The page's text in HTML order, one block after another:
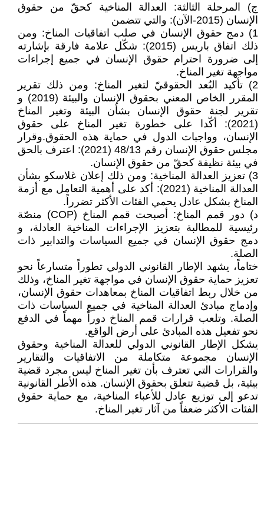
‌ج) المرحلة الثالثة: العدالة المناخية كحقّ من حقوق
الإنسان (2015-الآن): والتي تتضمن
1) دمج حقوق الإنسان في صلب اتفاقيات المناخ: ومن
ذلك اتفاق باريس (2015): شكّل علامة فارقة بإشارته
إلى ضرورة احترام حقوق الإنسان في جميع إجراءات
مواجهة تغير المناخ.
2) تأكيد البُعد الحقوقيّ لتغير المناخ: ومن ذلك تقرير
المقرر الخاص المعني بحقوق الإنسان والبيئة (2019) و
تقرير لجنة حقوق الإنسان بشأن البيئة وتغير المناخ
(2021): أكّدا على خطورة تغير المناخ على حقوق
الإنسان، وواجبات الدول في حماية هذه الحقوق.وقرار
مجلس حقوق الإنسان رقم 48/13 (2021): اعترف بالحق
في بيئة نظيفة كحقّ من حقوق الإنسان.
3) تعزيز العدالة المناخية: ومن ذلك إعلان غلاسكو بشأن
العدالة المناخية (2021): أكد على أهمية التعامل مع أزمة
المناخ بشكل عادل يحمي الفئات الأكثر تضرراً.
د‌) دور قمم المناخ: أصبحت قمم المناخ (COP) منصّة
رئيسية للمطالبة بتعزيز الإجراءات المناخية العادلة، و
دمج حقوق الإنسان في جميع السياسات والتدابير ذات
الصلة.
ختاماً، يشهد الإطار القانوني الدولي تطوراً متسارعاً نحو
تعزيز حماية حقوق الإنسان في مواجهة تغير المناخ، وذلك
من خلال ربط اتفاقيات المناخ بمعاهدات حقوق الإنسان،
وإدماج مبادئ العدالة المناخية في جميع السياسات ذات
الصلة. وتلعب قرارات قمم المناخ دوراً مهماً في الدفع
نحو تفعيل هذه المبادئ على أرض الواقع.
يشكل الإطار القانوني الدولي للعدالة المناخية وحقوق
الإنسان مجموعة متكاملة من الاتفاقيات والتقارير
والقرارات التي تعترف بأن تغير المناخ ليس مجرد قضية
بيئية، بل قضية تتعلق بحقوق الإنسان. هذه الأطر القانونية
تدعو إلى توزيع عادل للأعباء المناخية، مع حماية حقوق
الفئات الأكثر ضعفاً من آثار تغير المناخ.